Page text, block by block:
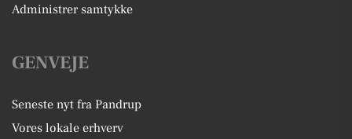
Administrer samtykke
GENVEJE
Seneste nyt fra Pandrup
Vores lokale erhverv